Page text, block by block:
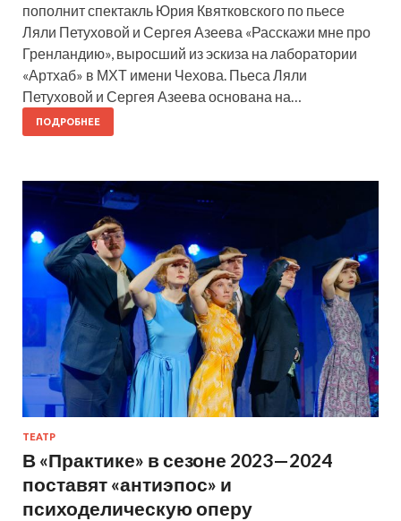
пополнит спектакль Юрия Квятковского по пьесе
Ляли Петуховой и Сергея Азеева «Расскажи мне про
Гренландию», выросший из эскиза на лаборатории
«Артхаб» в МХТ имени Чехова. Пьеса Ляли
Петуховой и Сергея Азеева основана на…
ПОДРОБНЕЕ
ТЕАТР
В «Практике» в сезоне 2023—2024
поставят «антиэпос» и
психоделическую оперу